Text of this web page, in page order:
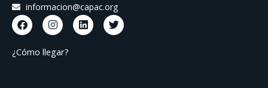
informacion@capac.org
F
a
c
e
b
I
n
s
t
a
L
i
n
T
w
i
¿Cómo llegar?